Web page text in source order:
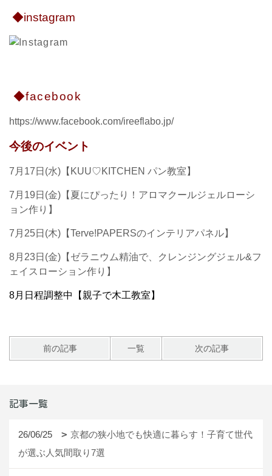
◆instagram
◆facebook
https://www.facebook.com/ireeflabo.jp/
今後のイベント
7月17日(水)【KUU♡KITCHEN パン教室】
7月19日(金)【夏にぴったり！アロマクールジェルローシ
ョン作り】
7月25日(木)【Terve!PAPERSのインテリアパネル】
8月23日(金)【ゼラニウム精油で、クレンジングジェル&フ
ェイスローション作り】
8月日程調整中【親子で木工教室】
前の記事 一覧 次の記事
記事一覧
26/06/25
京都の狭小地でも快適に暮らす！子育て世代
が選ぶ人気間取り7選